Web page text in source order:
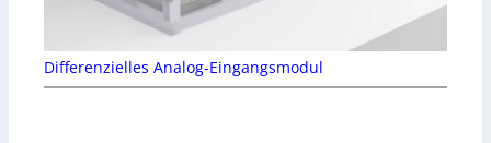
Differenzielles Analog-Eingangsmodul